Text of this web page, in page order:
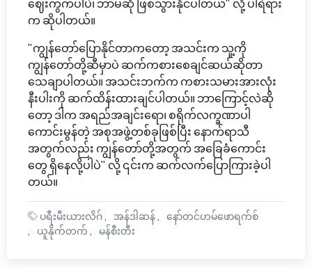
ဈေးကွက်ပါပဲ၊ ဘာမဆို ဖြစ်သွားနိုင်ပါတယ်" လို့ ပါရဲရား
က ဆိုပါတယ်။
"ကျွန်တော်ပြောနိုင်တာကတော့ အသင်းက သူ့ကို
ကျွန်တော်တို့ဆီမှာပဲ ဆက်ကစားစေချင်ဆယ်ဆိုတာ
သေချာပါတယ်။ အသင်းဘက်က ကစားသမားအားလုံး
နီးပါးကို ဆက်ထိန်းထားချင်ပါတယ်။ ဘာကြောင့်လဲဆို
တော့ ဒါက အရည်အချင်းရော၊ စရိုက်လက္ခဏာပါ
ကောင်းမွန်တဲ့ အစုအဖွဲ့တစ်ခုဖြစ်ပြီး နောက်ရာသီ
အတွက်လည်း ကျွန်တော်တို့အတွက် အခြေခံကောင်း
တွေ ရှိနေလို့ပါပဲ" လို့ ၎င်းက ဆက်လက်ပြောကြားခဲ့ပါ
တယ်။
ပရီးမီးယားလိဂ် အန်ဒါဆန်
နော်တင်ဟမ်ဖောရက်စ်
ယူနိုက်တက်
မန်စီးတီး